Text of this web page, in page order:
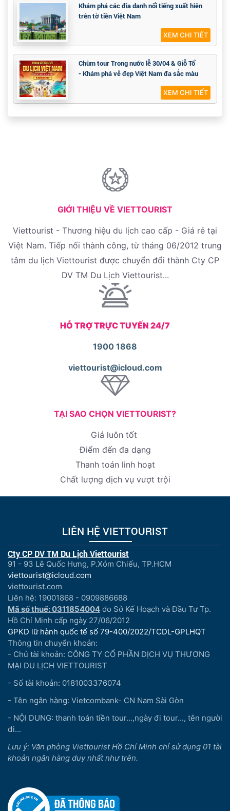
Khám phá các địa danh nổi tiếng xuất hiện
trên tờ tiền Việt Nam
XEM CHI TIẾT
Chùm tour Trong nước lễ 30/04 & Giỗ Tổ
- Khám phá vẻ đẹp Việt Nam đa sắc màu
XEM CHI TIẾT
GIỚI THIỆU VỀ VIETTOURIST
Viettourist - Thương hiệu du lịch cao cấp - Giá rẻ tại
Việt Nam. Tiếp nối thành công, từ tháng 06/2012 trung
tâm du lịch Viettourist được chuyển đổi thành Cty CP
DV TM Du Lịch Viettourist...
HỖ TRỢ TRỰC TUYẾN 24/7
1900 1868
viettourist@icloud.com
TẠI SAO CHỌN VIETTOURIST?
Giá luôn tốt
Điểm đến đa dạng
Thanh toán linh hoạt
Chất lượng dịch vụ vượt trội
LIÊN HỆ VIETTOURIST
Cty CP DV TM Du Lịch Viettourist
91 - 93 Lê Quốc Hưng, P.Xóm Chiếu, TP.HCM
viettourist@icloud.com
viettourist.com
Liên hệ: 19001868 - 0909886688
Mã số thuế: 0311854004 do Sở Kế Hoạch và Đầu Tư Tp.
Hồ Chí Minh cấp ngày 27/06/2012
GPKD lữ hành quốc tế số 79-400/2022/TCDL-GPLHQT
Thông tin chuyển khoản:
- Chủ tài khoản: CÔNG TY CỔ PHẦN DỊCH VỤ THƯƠNG
MẠI DU LỊCH VIETTOURIST
- Số tài khoản: 0181003376074
- Tên ngân hàng: Vietcombank- CN Nam Sài Gòn
- NỘI DUNG: thanh toán tiền tour...,ngày đi tour..., tên người
đi...
Lưu ý: Văn phòng Viettourist Hồ Chí Minh chỉ sử dụng 01 tài
khoản ngân hàng duy nhất như trên.